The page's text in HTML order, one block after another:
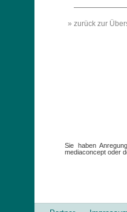
» zurück zur
Sie haben
mediaconcept oder